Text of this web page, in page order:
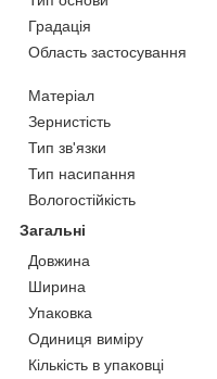
Градація
Область застосування
Матеріал
Зернистість
Тип зв'язки
Тип насипання
Вологостійкість
Загальні
Довжина
Ширина
Упаковка
Одиниця виміру
Кількість в упаковці